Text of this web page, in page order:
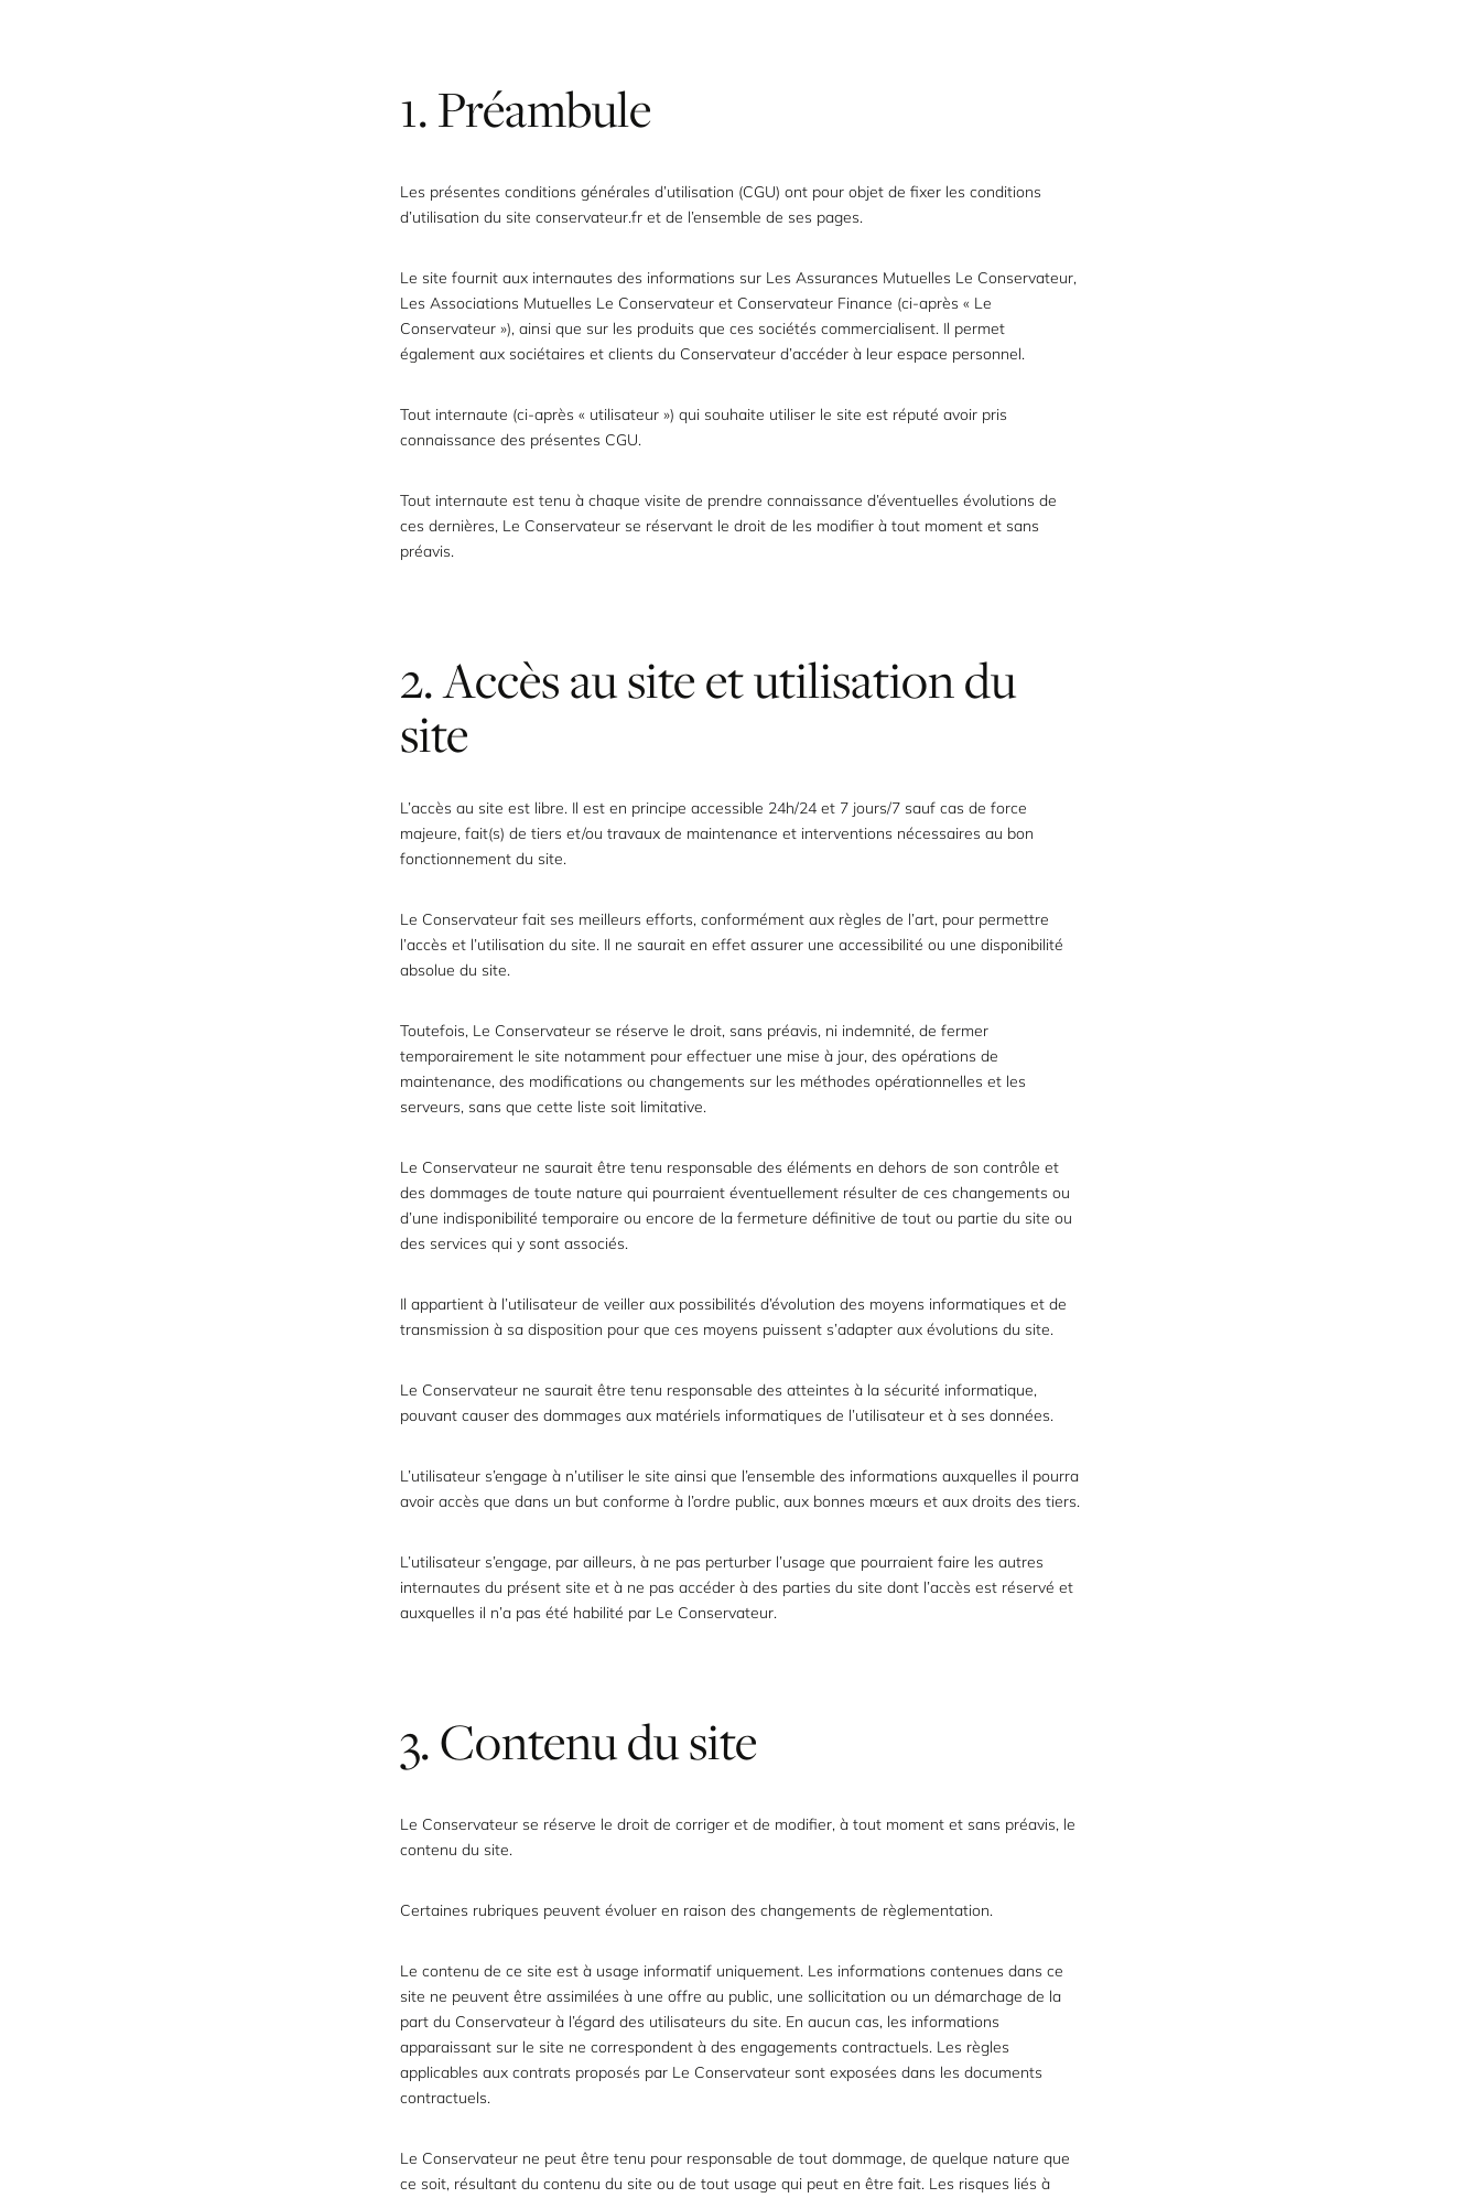
1. Préambule
Les présentes conditions générales d’utilisation (CGU) ont pour objet de fixer les conditions
d’utilisation du site conservateur.fr et de l’ensemble de ses pages.
Le site fournit aux internautes des informations sur Les Assurances Mutuelles Le Conservateur,
Les Associations Mutuelles Le Conservateur et Conservateur Finance (ci-après « Le
Conservateur »), ainsi que sur les produits que ces sociétés commercialisent. Il permet
également aux sociétaires et clients du Conservateur d’accéder à leur espace personnel.
Tout internaute (ci-après « utilisateur ») qui souhaite utiliser le site est réputé avoir pris
connaissance des présentes CGU.
Tout internaute est tenu à chaque visite de prendre connaissance d’éventuelles évolutions de
ces dernières, Le Conservateur se réservant le droit de les modifier à tout moment et sans
préavis.
2. Accès au site et utilisation du
site
L’accès au site est libre. Il est en principe accessible 24h/24 et 7 jours/7 sauf cas de force
majeure, fait(s) de tiers et/ou travaux de maintenance et interventions nécessaires au bon
fonctionnement du site.
Le Conservateur fait ses meilleurs efforts, conformément aux règles de l’art, pour permettre
l’accès et l’utilisation du site. Il ne saurait en effet assurer une accessibilité ou une disponibilité
absolue du site.
Toutefois, Le Conservateur se réserve le droit, sans préavis, ni indemnité, de fermer
temporairement le site notamment pour effectuer une mise à jour, des opérations de
maintenance, des modifications ou changements sur les méthodes opérationnelles et les
serveurs, sans que cette liste soit limitative.
Le Conservateur ne saurait être tenu responsable des éléments en dehors de son contrôle et
des dommages de toute nature qui pourraient éventuellement résulter de ces changements ou
d’une indisponibilité temporaire ou encore de la fermeture définitive de tout ou partie du site ou
des services qui y sont associés.
Il appartient à l’utilisateur de veiller aux possibilités d’évolution des moyens informatiques et de
transmission à sa disposition pour que ces moyens puissent s’adapter aux évolutions du site.
Le Conservateur ne saurait être tenu responsable des atteintes à la sécurité informatique,
pouvant causer des dommages aux matériels informatiques de l’utilisateur et à ses données.
L’utilisateur s’engage à n’utiliser le site ainsi que l’ensemble des informations auxquelles il pourra
avoir accès que dans un but conforme à l’ordre public, aux bonnes mœurs et aux droits des tiers.
L’utilisateur s’engage, par ailleurs, à ne pas perturber l’usage que pourraient faire les autres
internautes du présent site et à ne pas accéder à des parties du site dont l’accès est réservé et
auxquelles il n’a pas été habilité par Le Conservateur.
3. Contenu du site
Le Conservateur se réserve le droit de corriger et de modifier, à tout moment et sans préavis, le
contenu du site.
Certaines rubriques peuvent évoluer en raison des changements de règlementation.
Le contenu de ce site est à usage informatif uniquement. Les informations contenues dans ce
site ne peuvent être assimilées à une offre au public, une sollicitation ou un démarchage de la
part du Conservateur à l’égard des utilisateurs du site. En aucun cas, les informations
apparaissant sur le site ne correspondent à des engagements contractuels. Les règles
applicables aux contrats proposés par Le Conservateur sont exposées dans les documents
contractuels.
Le Conservateur ne peut être tenu pour responsable de tout dommage, de quelque nature que
ce soit, résultant du contenu du site ou de tout usage qui peut en être fait. Les risques liés à